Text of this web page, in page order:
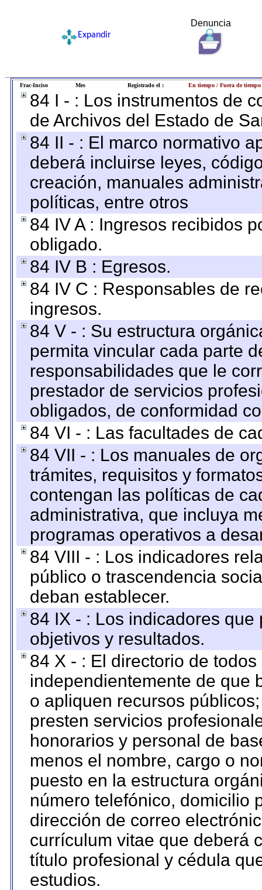
Denuncia
Expandir
Frac-Inciso Mes Registrado el : En tiempo / Fuera de tiempo
84 I - : Los instrumentos de
de Archivos del Estado de
84 II - : El marco normativo
deberá incluirse leyes,
creación, manuales
políticas, entre otros
84 IV A : Ingresos recibidos
obligado.
84 IV B : Egresos.
84 IV C : Responsables de
ingresos.
84 V - : Su estructura
permita vincular cada parte
responsabilidades que le
prestador de servicios
obligados, de conformidad
84 VI - : Las facultades de
84 VII - : Los manuales de
trámites, requisitos y
contengan las políticas de
administrativa, que incluya
programas operativos a
84 VIII - : Los indicadores
público o trascendencia
deban establecer.
84 IX - : Los indicadores
objetivos y resultados.
84 X - : El directorio de
independientemente de que
o apliquen recursos
presten servicios
honorarios y personal de
menos el nombre, cargo o
puesto en la estructura
número telefónico, domicilio
dirección de correo
currículum vitae que deberá
título profesional y cédula
estudios.